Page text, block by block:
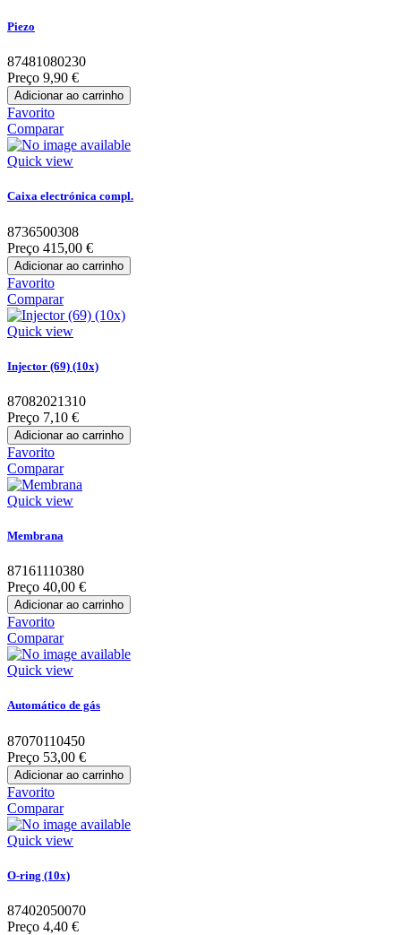
Piezo
87481080230
Preço 9,90 €
Adicionar ao carrinho
Favorito
Comparar
Quick view
Caixa electrónica compl.
8736500308
Preço 415,00 €
Adicionar ao carrinho
Favorito
Comparar
Quick view
Injector (69) (10x)
87082021310
Preço 7,10 €
Adicionar ao carrinho
Favorito
Comparar
Quick view
Membrana
87161110380
Preço 40,00 €
Adicionar ao carrinho
Favorito
Comparar
Quick view
Automático de gás
87070110450
Preço 53,00 €
Adicionar ao carrinho
Favorito
Comparar
Quick view
O-ring (10x)
87402050070
Preço 4,40 €